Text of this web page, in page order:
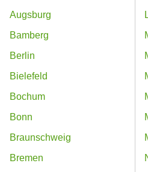
Augsburg
Bamberg
Berlin
Bielefeld
Bochum
Bonn
Braunschweig
Bremen